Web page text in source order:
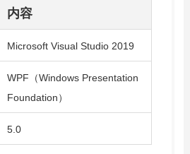
内容
Microsoft Visual Studio 2019
WPF（Windows Presentation
Foundation）
5.0